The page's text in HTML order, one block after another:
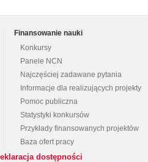
Finansowanie nauki
Konkursy
Panele NCN
Najczęściej zadawane pytania
Informacje dla realizujących projekty
Pomoc publiczna
Statystyki konkursów
Przykłady finansowanych projektów
Baza ofert pracy
dostępności